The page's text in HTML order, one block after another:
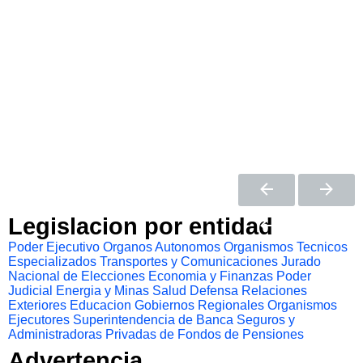
Legislacion por entidad
Poder Ejecutivo Organos Autonomos Organismos Tecnicos
Especializados Transportes y Comunicaciones Jurado
Nacional de Elecciones Economia y Finanzas Poder
Judicial
Energia y Minas Salud Defensa Relaciones
Exteriores Educacion Gobiernos Regionales Organismos
Ejecutores Superintendencia de Banca Seguros y
Administradoras Privadas de Fondos de Pensiones